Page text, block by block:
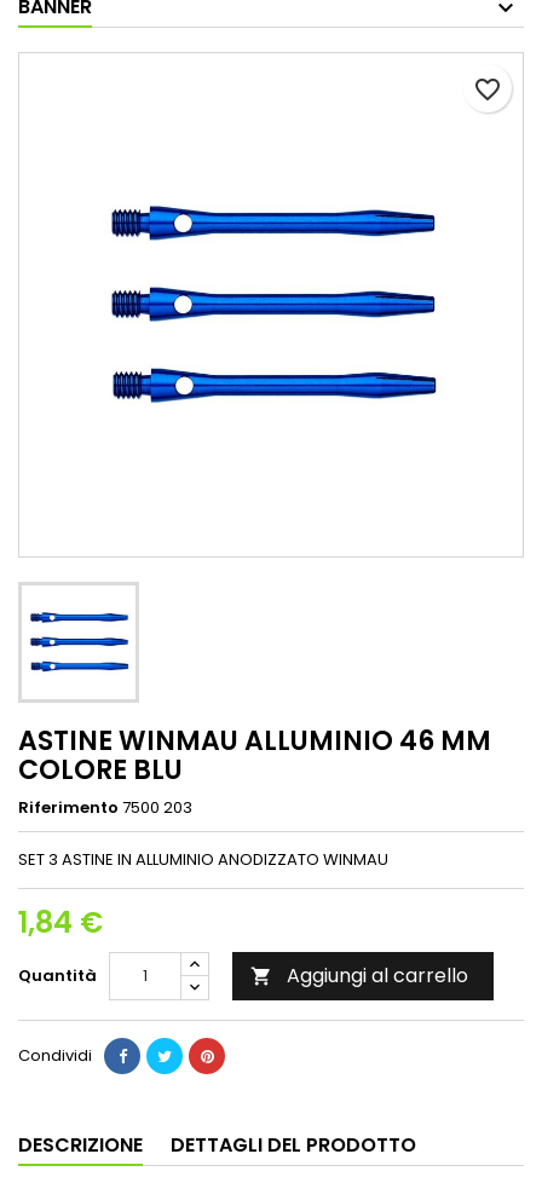
BANNER
favorite_border
ASTINE WINMAU ALLUMINIO 46 MM
COLORE BLU
Riferimento 7500 203
SET 3 ASTINE IN ALLUMINIO ANODIZZATO WINMAU
1,84 €
Quantità  Aggiungi al carrello
Condividi
DESCRIZIONE DETTAGLI DEL PRODOTTO